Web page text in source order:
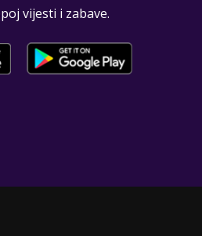
vijesti i zabave.